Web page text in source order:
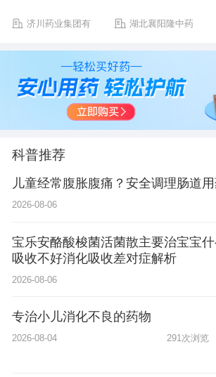
济川药业集团有
湖北襄阳隆中药
科普推荐
儿童经常腹胀腹痛？安全调理肠道
2026-08-06
宝乐安酪酸梭菌活菌散主要治宝宝
吸收不好消化吸收差对症解析
2026-08-06
专治小儿消化不良的药物
2026-08-04 291次浏览